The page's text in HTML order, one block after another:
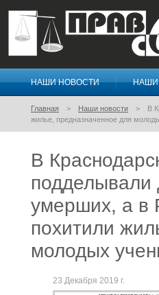
Правосознание
НАШИ НОВОСТИ НАШИ
Главная Наши новости
В
жилье, предназначенное для
В
подделывали
умерших, а в
похитили
молодых
23 Декабря 2019 г.